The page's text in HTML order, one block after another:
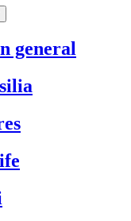
general